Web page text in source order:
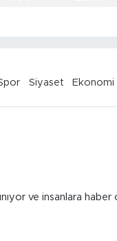
Siyaset Ekonomi
ve insanlara